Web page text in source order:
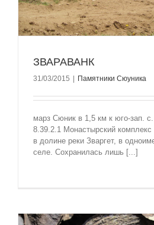
ЗВАРАВАНК
31/03/2015 Памятники Сюуника
марз Сюник в 1,5 км к юго-зап.
8.39.2.1 Монастырский комплекс
в долине реки Зваргет, в
селе. Сохранилась лишь [...]